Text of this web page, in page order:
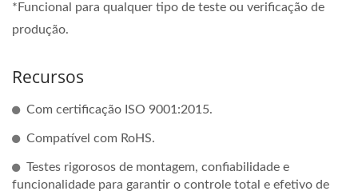
*Funcional para qualquer tipo de teste ou verificação de
produção.
Recursos
Com certificação ISO 9001:2015.
Compatível com RoHS.
Testes rigorosos de montagem, confiabilidade e
funcionalidade para garantir o controle total e efetivo de